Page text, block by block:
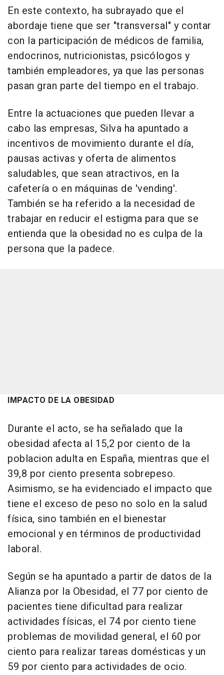
En este contexto, ha subrayado que el
abordaje tiene que ser "transversal" y contar
con la participación de médicos de familia,
endocrinos, nutricionistas, psicólogos y
también empleadores, ya que las personas
pasan gran parte del tiempo en el trabajo.
Entre la actuaciones que pueden llevar a
cabo las empresas, Silva ha apuntado a
incentivos de movimiento durante el día,
pausas activas y oferta de alimentos
saludables, que sean atractivos, en la
cafetería o en máquinas de 'vending'.
También se ha referido a la necesidad de
trabajar en reducir el estigma para que se
entienda que la obesidad no es culpa de la
persona que la padece.
IMPACTO DE LA OBESIDAD
Durante el acto, se ha señalado que la
obesidad afecta al 15,2 por ciento de la
poblacion adulta en España, mientras que el
39,8 por ciento presenta sobrepeso.
Asimismo, se ha evidenciado el impacto que
tiene el exceso de peso no solo en la salud
física, sino también en el bienestar
emocional y en términos de productividad
laboral.
Según se ha apuntado a partir de datos de la
Alianza por la Obesidad, el 77 por ciento de
pacientes tiene dificultad para realizar
actividades físicas, el 74 por ciento tiene
problemas de movilidad general, el 60 por
ciento para realizar tareas domésticas y un
59 por ciento para actividades de ocio.